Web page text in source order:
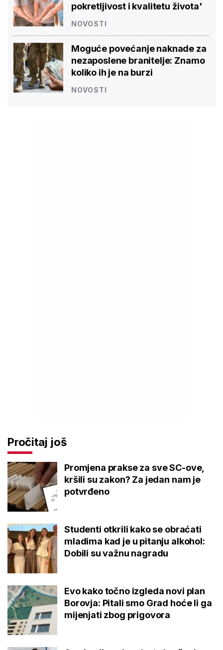
pokretljivost i kvalitetu života'
NOVOSTI
Moguće povećanje naknade za
nezaposlene branitelje: Znamo
koliko ih je na burzi
NOVOSTI
Pročitaj još
Promjena prakse za sve SC-ove,
kršili su zakon? Za jedan nam je
potvrđeno
Studenti otkrili kako se obraćati
mladima kad je u pitanju alkohol:
Dobili su važnu nagradu
Evo kako točno izgleda novi plan
Borovja: Pitali smo Grad hoće li ga
mijenjati zbog prigovora